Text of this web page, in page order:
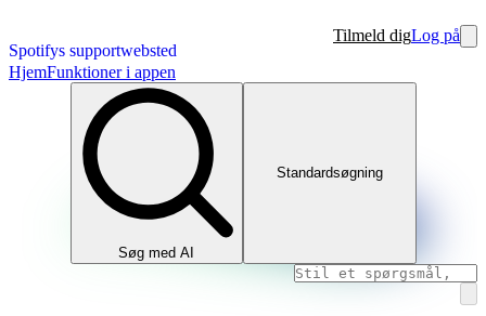
Spotifys supportwebsted
Tilmeld digLog på
HjemFunktioner i appen
Søg med AI
Standardsøgning